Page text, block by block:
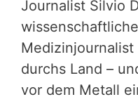
Journalist Silvio
durchs Land –
vor dem Metall